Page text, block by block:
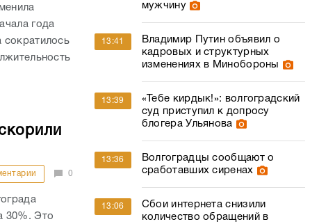
года
сократилось
0
30%. Это
мужчину
13:41
Владимир Путин объявил о
кадровых и структурных
изменениях в Минобороны
13:39
«Тебе кирдык!»: волгоградский
суд приступил к допросу
блогера Ульянова
13:36
Волгоградцы сообщают о
сработавших сиренах
13:06
Сбои интернета снизили
количество обращений в